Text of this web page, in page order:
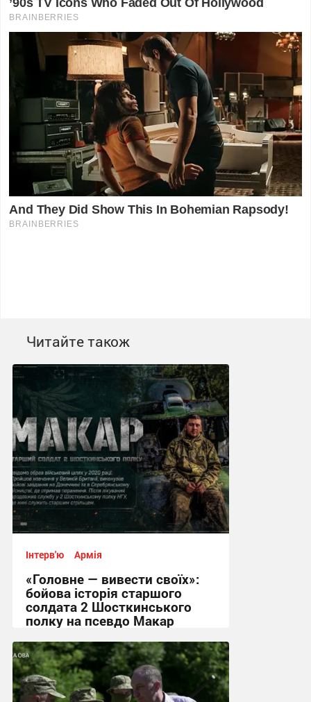
Читайте також
Інтерв'ю Армія
«Головне — вивести своїх»:
бойова історія старшого
солдата 2 Шосткинського
полку на псевдо Макар
12:08, 3.08.2026